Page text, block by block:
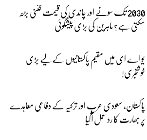
2030 تک سونے اور چاندی کی قیمت کتنی بڑھ
سکتی ہے؟ ماہرین کی بڑی پیشگوئی
یو اے ای میں مقیم پاکستانیوں کے لیے بڑی
خوشخبری!
پاکستان، سعودی عرب اور ترکیہ کے دفاعی معاہدے
پر بھارت کا رد عمل آگیا